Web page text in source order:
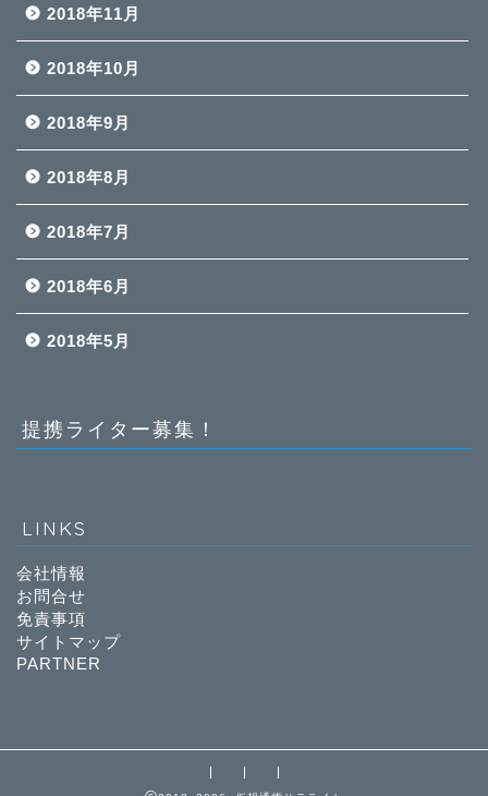
2018年11月
2018年10月
2018年9月
2018年8月
2018年7月
2018年6月
2018年5月
提携ライター募集！
LINKS
会社情報
お問合せ
免責事項
サイトマップ
PARTNER